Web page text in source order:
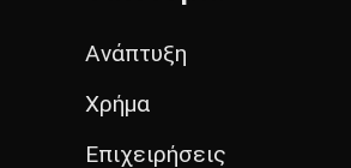
Ανάπτυξη
Χρήμα
Επιχειρήσεις